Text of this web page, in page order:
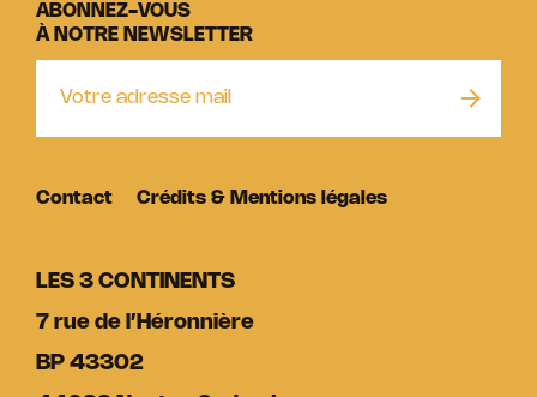
LES 3 CONTINENTS
7 rue de l’Héronnière
BP 43302
ABONNEZ-VOUS
À NOTRE NEWSLETTER
Contact Crédits & Mentions légales